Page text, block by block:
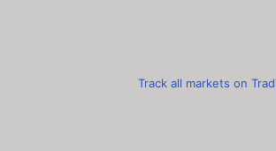
Track all markets on